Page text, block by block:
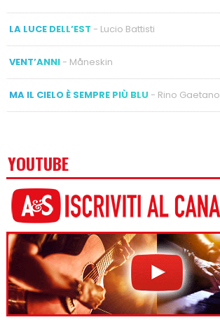
LA LUCE DELL’EST - Lucio Battisti
VENT’ANNI- Måneskin
MA IL CIELO È SEMPRE PIÙ BLU - Rino Gaetano
YOUTUBE